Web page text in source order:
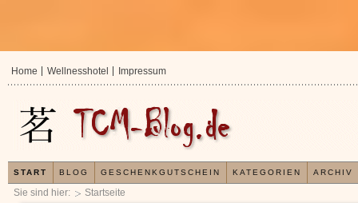
Sie sind hier: Startseite
Home Wellnesshotel Impressum
START BLOG GESCHENKGUTSCHEIN KATEGORIEN ARCHIV